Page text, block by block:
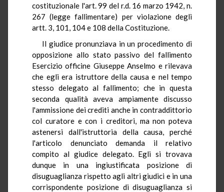
costituzionale l'art. 99 del r.d. 16 marzo 1942, n.
267 (legge fallimentare) per violazione degli
artt. 3, 101, 104 e 108 della Costituzione.
Il giudice pronunziava in un procedimento di
opposizione allo stato passivo del fallimento
Esercizio officine Giuseppe Anselmo e rilevava
che egli era istruttore della causa e nel tempo
stesso delegato al fallimento; che in questa
seconda qualità aveva ampiamente discusso
l'ammissione dei crediti anche in contraddittorio
col curatore e con i creditori, ma non poteva
astenersi dall'istruttoria della causa, perché
l'articolo denunciato demanda il relativo
compito al giudice delegato. Egli si trovava
dunque in una ingiustificata posizione di
disuguaglianza rispetto agli altri giudici e in una
corrispondente posizione di disuguaglianza si